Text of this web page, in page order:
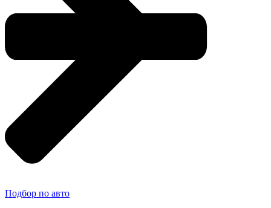
Подбор по авто